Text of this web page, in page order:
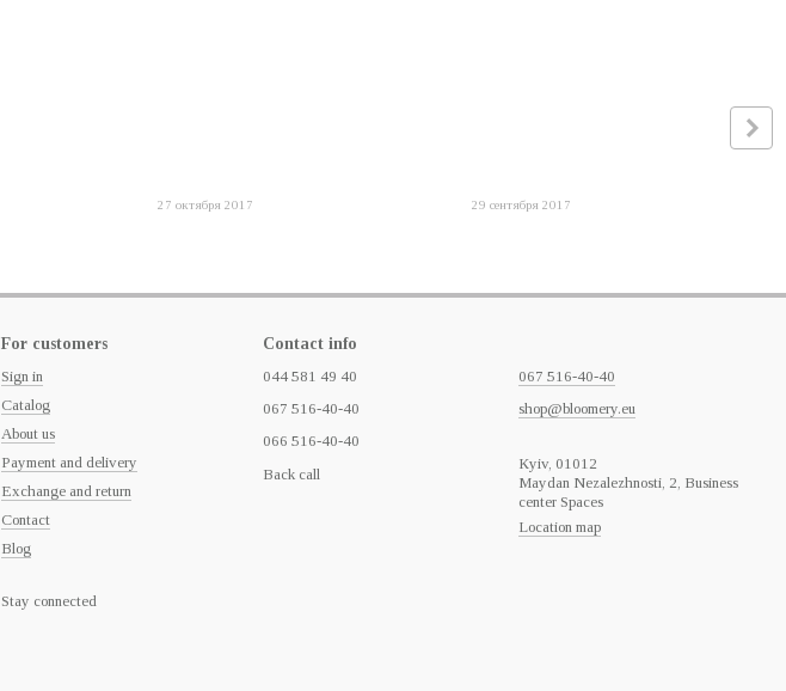
27 октября 2017 29 сентября 2017
For customers
Sign in
Catalog
About us
Payment and delivery
Exchange and return
Contact
Blog
Stay connected
Contact info
044 581 49 40
067 516-40-40
066 516-40-40
Back call
067 516-40-40
shop@bloomery.eu
Кyiv, 01012
Maydan Nezalezhnosti, 2, Business
center Spaces
Location map